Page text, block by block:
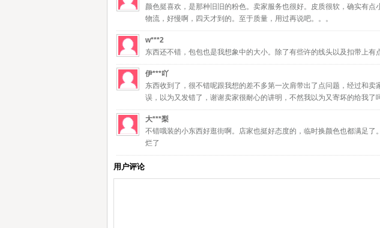
颜色挺喜欢，是那种旧旧的粉色。卖家服务也很好。皮质很软，确实有
物流，好慢啊，四天才到的。至于质量，用过再说吧。。。
w***2
东西还不错，包包也是我想象中的大小。除了有些许的线头以及扣带上
伊***吖
东西收到了，很不错呢跟我想的差不多第一次肩带出了点问题，经过和
误，以为又发错了，谢谢卖家很耐心的讲明，不然我以为又寄坏的给我了
大***梨
不错哦装的小东西好逛街啊。店家也挺好态度的，临时换颜色也都满足
烂了
用户评论